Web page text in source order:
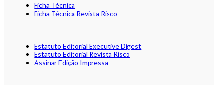
Ficha Técnica
Ficha Técnica Revista Risco
Estatuto Editorial Executive Digest
Estatuto Editorial Revista Risco
Assinar Edição Impressa